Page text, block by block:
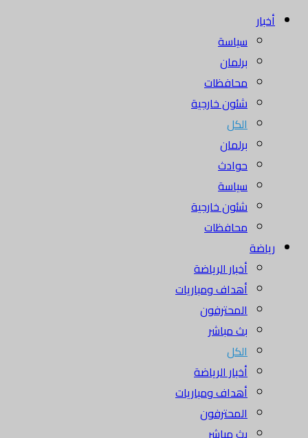
أخبار
سياسة
برلمان
محافظات
شئون خارجية
الكل
برلمان
حوادث
سياسة
شئون خارجية
محافظات
رياضة
أخبار الرياضة
أهداف ومباريات
المحترفون
بث مباشر
الكل
أخبار الرياضة
أهداف ومباريات
المحترفون
بث مباشر